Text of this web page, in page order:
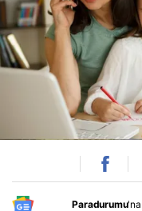
Paradurumu'na